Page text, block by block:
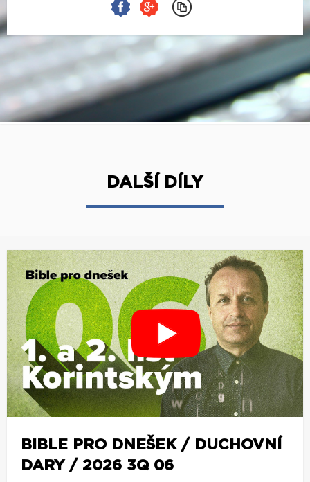
DALŠÍ DÍLY
BIBLE PRO DNEŠEK / DUCHOVNÍ
DARY / 2026 3Q 06